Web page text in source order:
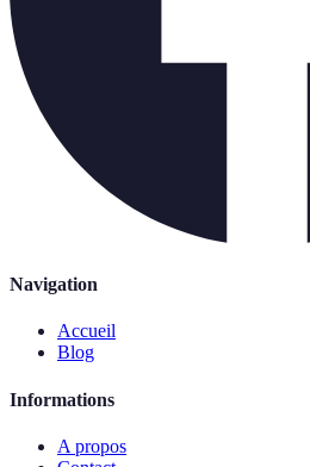
Navigation
Accueil
Blog
Informations
A propos